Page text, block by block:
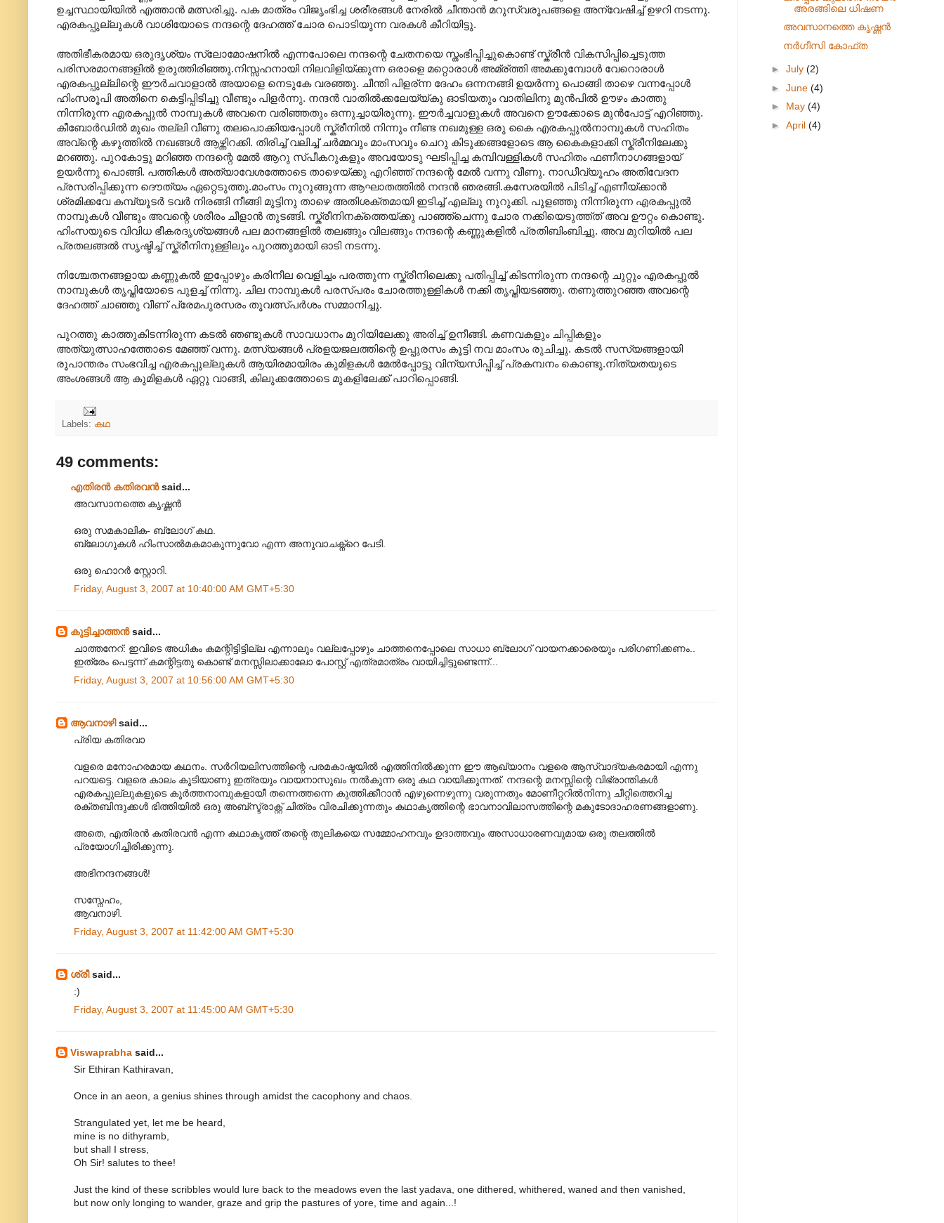
ഉച്ചസ്ഥായിയില്‍ എത്താന്‍ മത്സരിച്ചു. പക മാത്രം വിജൃംഭിച്ച ശരീരങ്ങള്‍ നേരില്‍ ചീന്താന്‍ മറുസ്വരൂപങ്ങളെ അന്വേഷിച്ച് ഉഴറി നടന്നു.
എരകപ്പുല്ലുകള്‍ വാശിയോടെ നന്ദന്റെ ദേഹത്ത് ചോര പൊടിയുന്ന വരകള്‍ കീറിയിട്ടു.
അതിഭീകരമായ ഒരുദൃശ്യം സ്ലോമോഷനില്‍ എന്നപോലെ നന്ദന്റെ ചേതനയെ സ്തംഭിപ്പിച്ചുകൊണ്ട് സ്ക്രീന്‍ വികസിപ്പിച്ചെടുത്ത
പരിസരമാനങ്ങളില്‍ ഉരുത്തിരിഞ്ഞു.നിസ്സഹനായി നിലവിളിയ്ക്കുന്ന ഒരാളെ മറ്റൊരാള്‍ അമ്ര്ത്തി അമക്കുമ്പോള്‍ വേറൊരാള്‍
എരകപ്പുല്ലിന്റെ ഈര്‍ചവാളാല്‍ അയാളെ നെടുകേ വരഞ്ഞു. ചീന്തി പിളര്ന്ന ദേഹം ഒന്നനങ്ങി ഉയര്‍ന്നു പൊങ്ങി താഴെ വന്നപ്പോള്‍
ഹിംസരൂപി അതിനെ കെട്ടിപ്പിടിച്ചു വീണ്ടും പിളര്‍ന്നു. നന്ദന്‍ വാതില്‍ക്കലേയ്യ്കു ഓടിയതും വാതിലിനു മുന്‍പില്‍ ഊഴം കാത്തു
നിന്നിരുന്ന എരകപ്പുല്‍ നാമ്പുകള്‍ അവനെ വരിഞ്ഞതും ഒന്നുച്ചായിരുന്നു. ഈര്‍ച്ചവാളുകള്‍ അവനെ ഊക്കോടെ മുന്‍പോട്ട് എറിഞ്ഞു.
കീബോര്‍ഡില്‍ മുഖം തല്ലി വീണു തലപൊക്കിയപ്പോള്‍ സ്ക്രീനില്‍ നിന്നും നീണ്ട നഖമുള്ള ഒരു കൈ എരകപ്പുല്‍നാമ്പുകള്‍ സഹിതം
അവ്ന്റെ കഴുത്തില്‍ നഖങ്ങള്‍ ആഴ്ന്നിറക്കി. തിരിച്ച് വലിച്ച് ചര്‍മ്മവും മാംസവും ചെറു കിടുക്കങ്ങളോടെ ആ കൈകളാക്കി സ്ക്രീനിലേക്കു
മറഞ്ഞു. പുറകോട്ടു മറിഞ്ഞ നന്ദന്റെ മേല്‍ ആറു സ്പീകറുകളും അവയോടു ഘടിപ്പിച്ച കമ്പിവള്ളികള്‍‍ സഹിതം ഫണീനാഗങ്ങളായ്
ഉയര്‍ന്നു പൊങ്ങി. പത്തികള്‍‍ അത്യാവേശത്തോടെ താഴെയ്ക്കു എറിഞ്ഞ് നന്ദന്റെ മേല്‍ വന്നു വീണു. നാഡീവ്യൂഹം അതിവേദന
പ്രസരിപ്പിക്കുന്ന ദൌത്യം ഏറ്റെടുത്തു.മാംസം നുറുങ്ങുന്ന ആഘാതത്തില്‍ നന്ദന്‍ ഞരങ്ങി.കസേരയില്‍ പിടിച്ച് എണീയ്ക്കാന്‍
ശ്രമിക്കവേ കമ്പ്യൂടര്‍ ടവര്‍ നിരങ്ങി നീങ്ങി മുട്ടിനു താഴെ അതിശക്തമായി ഇടിച്ച് എല്ലു നുറുക്കി. പുളഞ്ഞു നിന്നിരുന്ന എരകപ്പുല്‍
നാമ്പുകള്‍ വീണ്ടും അവന്റെ ശരീരം ചീളാന്‍ തുടങ്ങി. സ്ക്രീനിനക്ത്തെയ്ക്കു പാഞ്ഞ്ചെന്നു ചോര നക്കിയെടുത്ത്ത് അവ ഊറ്റം കൊണ്ടു.
ഹിംസയുടെ വിവിധ ഭീകരദൃശ്യങ്ങള്‍ പല മാനങ്ങളില്‍ തലങ്ങും വിലങ്ങും നന്ദന്റെ കണ്ണുകളില്‍ പ്രതിബിംബിച്ചു. അവ മുറിയില്‍ പല
പ്രതലങ്ങല്‍ സൃഷ്ടിച്ച് സ്ക്രീനിനുള്ളിലും പുറത്തുമായി ഓടി നടന്നു.
നിശ്ചേതനങ്ങളായ കണ്ണുകല്‍ ഇപ്പോഴും കരിനീല വെളിച്ചം പരത്തുന്ന സ്ക്രീനിലെക്കു പതിപ്പിച്ച് കിടന്നിരുന്ന നന്ദന്റെ ചുറ്റും എരകപ്പുല്‍
നാമ്പുകള്‍ തൃപ്തിയോടെ പുളച്ച് നിന്നു. ചില നാമ്പുകള്‍ പരസ്പരം ചോരത്തുള്ളികള്‍ നക്കി തൃപ്തിയടഞ്ഞു. തണുത്തുറഞ്ഞ അവന്റെ
ദേഹത്ത് ചാഞ്ഞു വീണ് പ്രേമപുരസരം തൂവത്സ്പര്‍ശം സമ്മാനിച്ചു.
പുറത്തു കാത്തുകിടന്നിരുന്ന കടല്‍ ഞണ്ടുകള്‍ സാവധാനം മുറിയിലേക്കു അരിച്ച് ഉനീങ്ങി. കണവകളും ചിപ്പികളും
അത്യുത്സാഹത്തോടെ മേഞ്ഞ് വന്നു. മത്സ്യങ്ങള്‍ പ്രളയജലത്തിന്റെ ഉപ്പുരസം കൂട്ടി നവ മാംസം രുചിച്ചു. കടല്‍ സസ്യങ്ങളായി
രൂപാന്തരം സംഭവിച്ച എരകപ്പുല്ലുകള്‍ ആയിരമായിരം കുമിളകള്‍‍ മേല്‍പ്പോട്ടു വിന്യസിപ്പിച്ച് പ്രകമ്പനം കൊണ്ടു.നിത്യതയുടെ
അംശങ്ങള്‍ ആ കുമിളകള്‍‍ ഏറ്റു വാങ്ങി, കിലുക്കത്തോടെ മുകളിലേക്ക് പാറിപ്പൊങ്ങി.
Labels: കഥ
49 comments:
എതിരന്‍ കതിരവന്‍said...
അവസാനത്തെ കൃഷ്ണന്‍
ഒരു സമകാലിക- ബ്ലോഗ് കഥ.
ബ്ലോഗുകള്‍ ഹിംസാല്‍മകമാകുന്നുവോ എന്ന അനുവാചക്ന്റെ പേടി.
ഒരു ഹൊറര്‍ സ്റ്റോറി.
Friday, August 3, 2007 at 10:40:00 AM GMT+5:30
കുട്ടിച്ചാത്തന്‍said...
ചാത്തനേറ്: ഇവിടെ അധികം കമന്റിട്ടിട്ടില്ല എന്നാലും വല്ലപ്പോഴും ചാത്തനെപ്പോലെ സാധാ ബ്ലോഗ് വായനക്കാരെയും പരിഗണിക്കണം..
ഇത്രേം പെട്ടന്ന് കമന്റിട്ടതു കൊണ്ട് മനസ്സിലാക്കാലോ പോസ്റ്റ് എത്രമാത്രം വായിച്ചിട്ടുണ്ടെന്ന്...
Friday, August 3, 2007 at 10:56:00 AM GMT+5:30
ആവനാഴിsaid...
പ്രിയ കതിരവാ
വളരെ മനോഹരമായ കഥനം. സര്‍‌റിയലിസത്തിന്റെ പരമകാഷ്ടയില്‍ എത്തിനില്‍ക്കുന്ന ഈ ആഖ്യാനം വളരെ ആസ്വാദ്യകരമായി എന്നു
പറയട്ടെ. വളരെ കാലം കൂടിയാണു ഇത്രയും വായനാസുഖം നല്‍കുന്ന ഒരു കഥ വായിക്കുന്നത്. നന്ദന്റെ മനസ്സിന്റെ വിഭ്രാന്തികള്‍
എരകപ്പുല്ലുകളുടെ കൂര്‍ത്തനാമ്പുകളായീ തന്നെത്തന്നെ കുത്തിക്കീറാന്‍ എഴുന്നെഴുന്നു വരുന്നതും മോണീറ്ററില്‍നിന്നു ചീറ്റിത്തെറിച്ച
രക്തബിന്ദുക്കള്‍ ഭിത്തിയില്‍ ഒരു അബ്സ്ട്രാക്റ്റ് ചിത്രം വിരചിക്കുന്നതും കഥാകൃത്തിന്റെ ഭാവനാവിലാസത്തിന്റെ മകുടോദാഹരണങ്ങളാണു.
അതെ, എതിരന്‍ കതിരവന്‍ എന്ന കഥാകൃത്ത് തന്റെ തൂലികയെ സമ്മോഹനവും ഉദാത്തവും അസാധാരണവുമായ ഒരു തലത്തില്‍
പ്രയോഗിച്ചിരിക്കുന്നു.
അഭിനന്ദനങ്ങള്‍!
സസ്നേഹം,
ആവനാഴി.
Friday, August 3, 2007 at 11:42:00 AM GMT+5:30
ശ്രീsaid...
:)
Friday, August 3, 2007 at 11:45:00 AM GMT+5:30
Viswaprabha said...
Sir Ethiran Kathiravan,
Once in an aeon, a genius shines through amidst the cacophony and chaos.
Strangulated yet, let me be heard,
mine is no dithyramb,
but shall I stress,
Oh Sir! salutes to thee!
Just the kind of these scribbles would lure back to the meadows even the last yadava, one dithered, whithered, waned and then vanished,
but now only longing to wander, graze and grip the pastures of yore, time and again...!
അരങ്ങിലെ ധിഷണ
അവസാനത്തെ കൃഷ്ണന്‍
നര്‍ഗീസി കോഫ്‌ത
► July (2)
► June (4)
► May (4)
► April (4)